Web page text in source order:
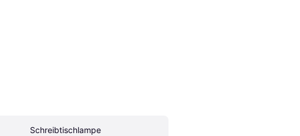
Schreibtischlampe